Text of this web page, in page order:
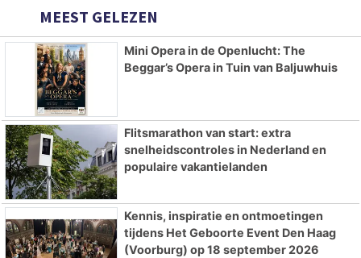
MEEST GELEZEN
Mini Opera in de Openlucht: The
Beggar’s Opera in Tuin van Baljuwhuis
Flitsmarathon van start: extra
snelheidscontroles in Nederland en
populaire vakantielanden
Kennis, inspiratie en ontmoetingen
tijdens Het Geboorte Event Den Haag
(Voorburg) op 18 september 2026